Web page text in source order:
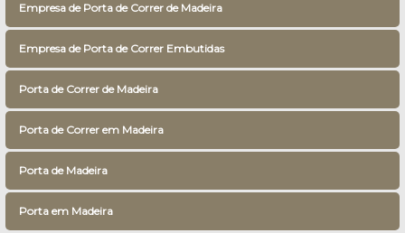
Empresa de Porta de Correr de Madeira
Empresa de Porta de Correr Embutidas
Porta de Correr de Madeira
Porta de Correr em Madeira
Porta de Madeira
Porta em Madeira